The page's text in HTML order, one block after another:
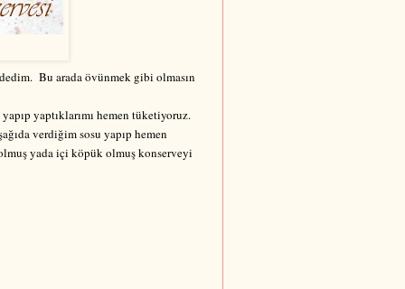
Bu arada övünmek gibi olmasın
yaptıklarımı hemen tüketiyoruz.
verdiğim sosu yapıp hemen
yada içi köpük olmuş konserveyi